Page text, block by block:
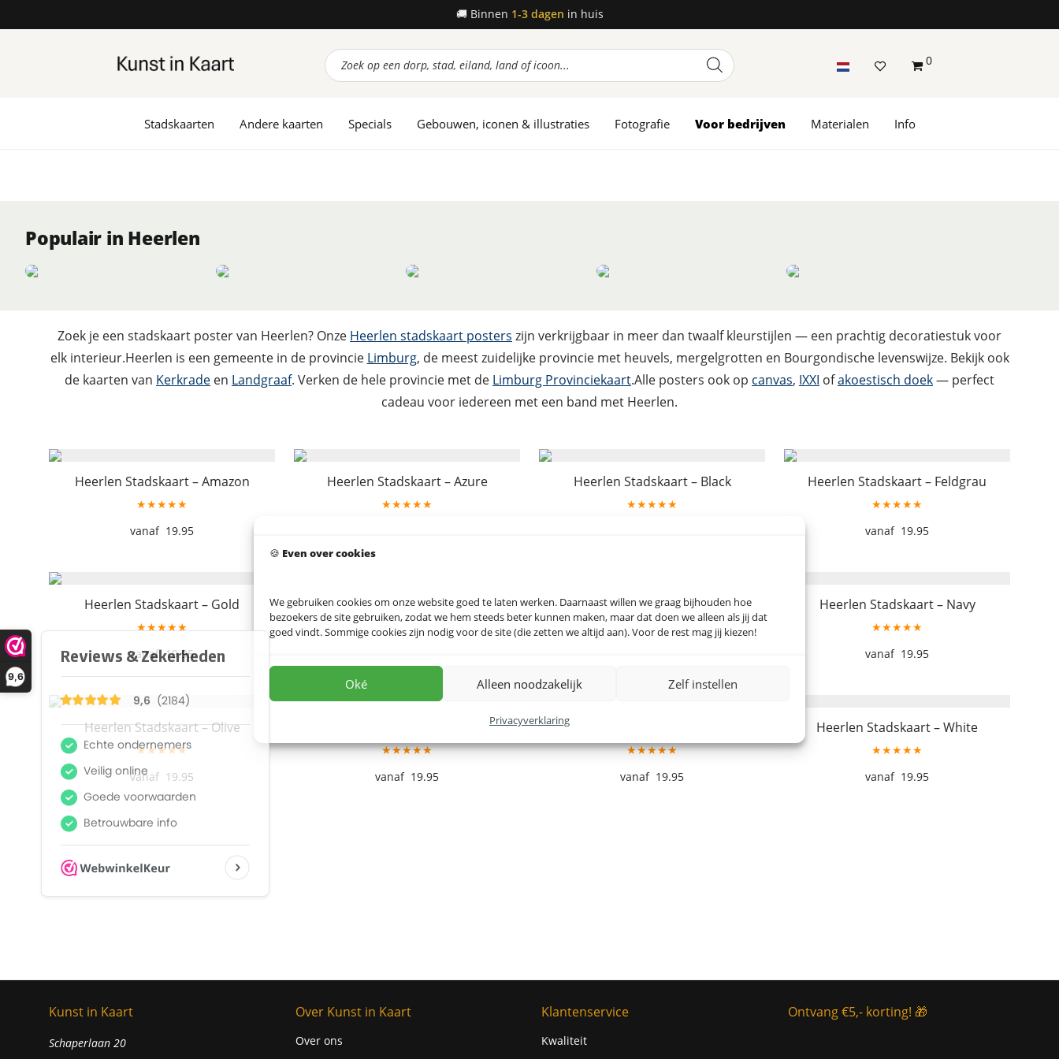
9,6
🍪 Even over cookies
We gebruiken cookies om onze website goed te laten werken. Daarnaast willen we graag bijhouden hoe
bezoekers de site gebruiken, zodat we hem steeds beter kunnen maken, maar dat doen we alleen als jij dat
goed vindt. Sommige cookies zijn nodig voor de site (die zetten we altijd aan). Voor de rest mag jij kiezen!
Oké Alleen noodzakelijk Zelf instellen
Privacyverklaring
🚚 Binnen 1-3 dagen in huis
Producten
zoeken
Stadskaarten Andere kaarten Specials Gebouwen, iconen & illustraties Fotografie Voor bedrijven Materialen Info
0
Populair in Heerlen
Zoek je een stadskaart poster van Heerlen? Onze Heerlen stadskaart posters zijn verkrijgbaar in meer dan twaalf kleurstijlen — een prachtig decoratiestuk voor
elk interieur.Heerlen is een gemeente in de provincie Limburg, de meest zuidelijke provincie met heuvels, mergelgrotten en Bourgondische levenswijze. Bekijk ook
de kaarten van Kerkrade en Landgraaf. Verken de hele provincie met de Limburg Provinciekaart.Alle posters ook op canvas, IXXI ofakoestisch doek— perfect
cadeau voor iedereen met een band met Heerlen.
Heerlen Stadskaart – Amazon
★★★★★
19.95
Heerlen Stadskaart – Azure
★★★★★
Heerlen Stadskaart – Black
★★★★★
Heerlen Stadskaart – Feldgrau
★★★★★
19.95
Heerlen Stadskaart – Gold
★★★★★
19.95
Heerlen Stadskaart – GoldenRod
★★★★★
Heerlen Stadskaart – Mint
★★★★★
Heerlen Stadskaart – Navy
★★★★★
19.95
Heerlen Stadskaart – Olive
★★★★★
19.95
Heerlen Stadskaart – Prussian
★★★★★
19.95
Heerlen Stadskaart – Spring
★★★★★
19.95
Heerlen Stadskaart – White
★★★★★
19.95
Kunst in Kaart
Schaperlaan 20
Over Kunst in Kaart
Over ons
Klantenservice
Kwaliteit
Ontvang €5,- korting! 🎁